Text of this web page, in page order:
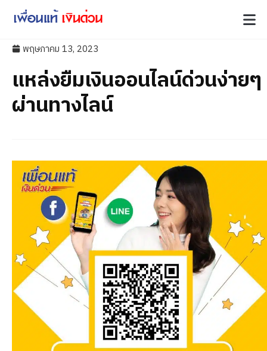
พฤษภาคม 13, 2023
แหล่งยืมเงินออนไลน์ด่วนง่ายๆ
ผ่านทางไลน์